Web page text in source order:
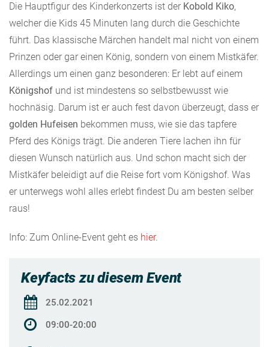
Die Hauptfigur des Kinderkonzerts ist der Kobold Kiko,
welcher die Kids 45 Minuten lang durch die Geschichte
führt. Das klassische Märchen handelt mal nicht von einem
Prinzen oder gar einen König, sondern von einem Mistkäfer.
Allerdings um einen ganz besonderen: Er lebt auf einem
Königshof und ist mindestens so selbstbewusst wie
hochnäsig. Darum ist er auch fest davon überzeugt, dass er
golden Hufeisen bekommen muss, wie sie das tapfere
Pferd des Königs trägt. Die anderen Tiere lachen ihn für
diesen Wunsch natürlich aus. Und schon macht sich der
Mistkäfer beleidigt auf die Reise fort vom Königshof. Was
er unterwegs wohl alles erlebt findest Du am besten selber
raus!
Info: Zum Online-Event geht es hier.
Keyfacts zu diesem Event
25.02.2021
09:00-20:00